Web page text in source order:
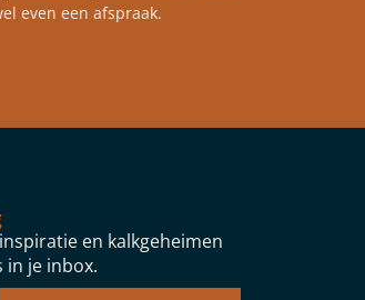
even een afspraak.
en kalkgeheimen
in je inbox.